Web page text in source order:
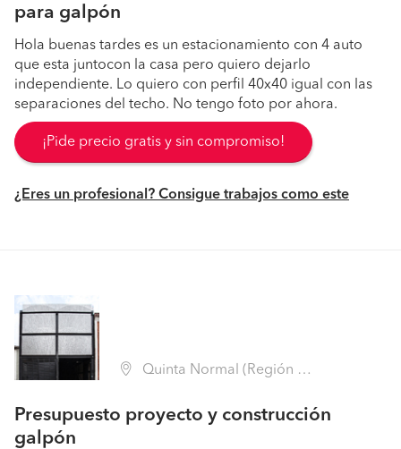
para galpón
Hola buenas tardes es un estacionamiento con 4 auto
que esta juntocon la casa pero quiero dejarlo
independiente. Lo quiero con perfil 40x40 igual con las
separaciones del techo. No tengo foto por ahora.
¡Pide precio gratis y sin compromiso!
¿Eres un profesional? Consigue trabajos como este
Quinta Normal (Región Metropolitana - Santiago)
Presupuesto proyecto y construcción
galpón